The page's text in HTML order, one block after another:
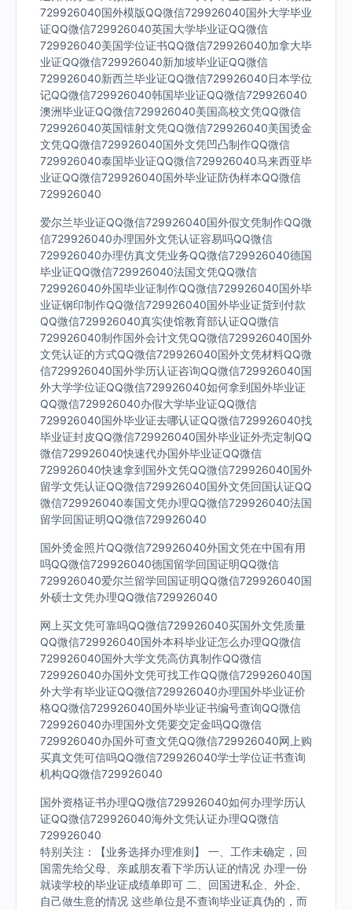
729926040国外模版QQ微信729926040国外大学毕业
证QQ微信729926040英国大学毕业证QQ微信
729926040美国学位证书QQ微信729926040加拿大毕
业证QQ微信729926040新加坡毕业证QQ微信
729926040新西兰毕业证QQ微信729926040日本学位
记QQ微信729926040韩国毕业证QQ微信729926040
澳洲毕业证QQ微信729926040美国高校文凭QQ微信
729926040英国镭射文凭QQ微信729926040美国烫金
文凭QQ微信729926040国外文凭凹凸制作QQ微信
729926040泰国毕业证QQ微信729926040马来西亚毕
业证QQ微信729926040国外毕业证防伪样本QQ微信
729926040
爱尔兰毕业证QQ微信729926040国外假文凭制作QQ微
信729926040办理国外文凭认证容易吗QQ微信
729926040办理仿真文凭业务QQ微信729926040德国
毕业证QQ微信729926040法国文凭QQ微信
729926040外国毕业证制作QQ微信729926040国外毕
业证钢印制作QQ微信729926040国外毕业证货到付款
QQ微信729926040真实使馆教育部认证QQ微信
729926040制作国外会计文凭QQ微信729926040国外
文凭认证的方式QQ微信729926040国外文凭材料QQ微
信729926040国外学历认证咨询QQ微信729926040国
外大学学位证QQ微信729926040如何拿到国外毕业证
QQ微信729926040办假大学毕业证QQ微信
729926040国外毕业证去哪认证QQ微信729926040找
毕业证封皮QQ微信729926040国外毕业证外壳定制QQ
微信729926040快速代办国外毕业证QQ微信
729926040快速拿到国外文凭QQ微信729926040国外
留学文凭认证QQ微信729926040国外文凭回国认证QQ
微信729926040泰国文凭办理QQ微信729926040法国
留学回国证明QQ微信729926040
国外烫金照片QQ微信729926040外国文凭在中国有用
吗QQ微信729926040德国留学回国证明QQ微信
729926040爱尔兰留学回国证明QQ微信729926040国
外硕士文凭办理QQ微信729926040
网上买文凭可靠吗QQ微信729926040买国外文凭质量
QQ微信729926040国外本科毕业证怎么办理QQ微信
729926040国外大学文凭高仿真制作QQ微信
729926040办国外文凭可找工作QQ微信729926040国
外大学有毕业证QQ微信729926040办理国外毕业证价
格QQ微信729926040国外毕业证书编号查询QQ微信
729926040办理国外文凭要交定金吗QQ微信
729926040办国外可查文凭QQ微信729926040网上购
买真文凭可信吗QQ微信729926040学士学位证书查询
机构QQ微信729926040
国外资格证书办理QQ微信729926040如何办理学历认
证QQ微信729926040海外文凭认证办理QQ微信
729926040
特别关注：【业务选择办理准则】 一、工作未确定，回
国需先给父母、亲戚朋友看下学历认证的情况 办理一份
就读学校的毕业证成绩单即可 二、回国进私企、外企、
自己做生意的情况 这些单位是不查询毕业证真伪的，而